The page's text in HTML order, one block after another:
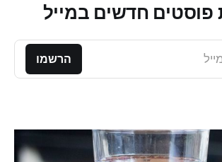
חדשים במייל
הרשמו